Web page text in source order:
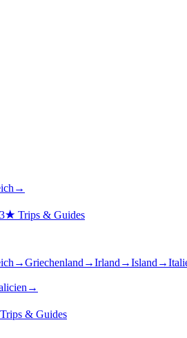
→
★ Trips & Guides
→Griechenland →Irland →Island →
→
Trips & Guides